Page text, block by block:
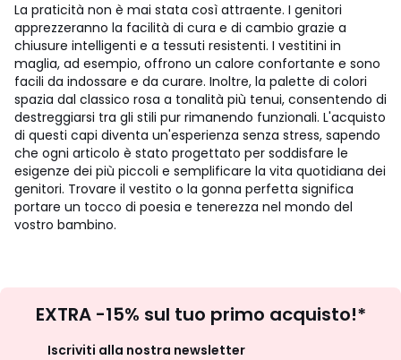
La praticità non è mai stata così attraente. I genitori
apprezzeranno la facilità di cura e di cambio grazie a
chiusure intelligenti e a tessuti resistenti. I vestitini in
maglia, ad esempio, offrono un calore confortante e sono
facili da indossare e da curare. Inoltre, la palette di colori
spazia dal classico rosa a tonalità più tenui, consentendo di
destreggiarsi tra gli stili pur rimanendo funzionali. L'acquisto
di questi capi diventa un'esperienza senza stress, sapendo
che ogni articolo è stato progettato per soddisfare le
esigenze dei più piccoli e semplificare la vita quotidiana dei
genitori. Trovare il vestito o la gonna perfetta significa
portare un tocco di poesia e tenerezza nel mondo del
vostro bambino.
newsletter
EXTRA -15% sul tuo primo acquisto!*
Iscriviti alla nostra newsletter